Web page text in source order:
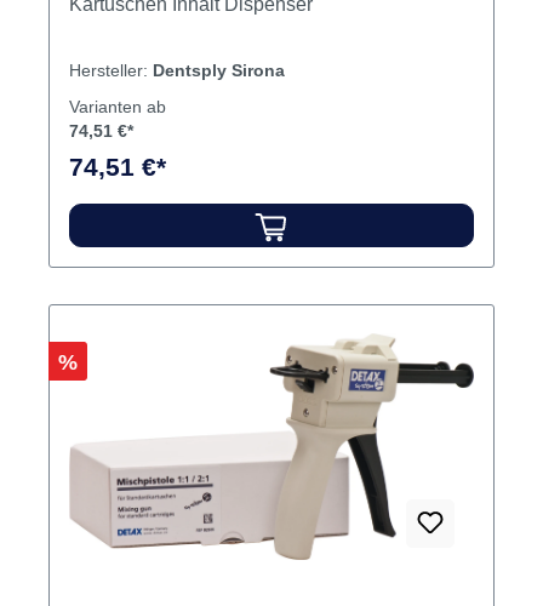
Kartuschen Inhalt Dispenser
Hersteller: Dentsply Sirona
Varianten ab
74,51 €*
74,51 €*
Rabatt
%